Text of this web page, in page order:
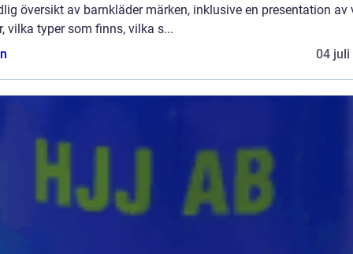
översikt av barnkläder märken, inklusive en presentation av
vilka typer som finns, vilka s...
04 juli